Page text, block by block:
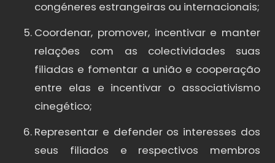
congéneres estrangeiras ou internacionais;
Coordenar, promover, incentivar e manter
relações com as colectividades suas
filiadas e fomentar a união e cooperação
entre elas e incentivar o associativismo
cinegético;
Representar e defender os interesses dos
seus filiados e respectivos membros